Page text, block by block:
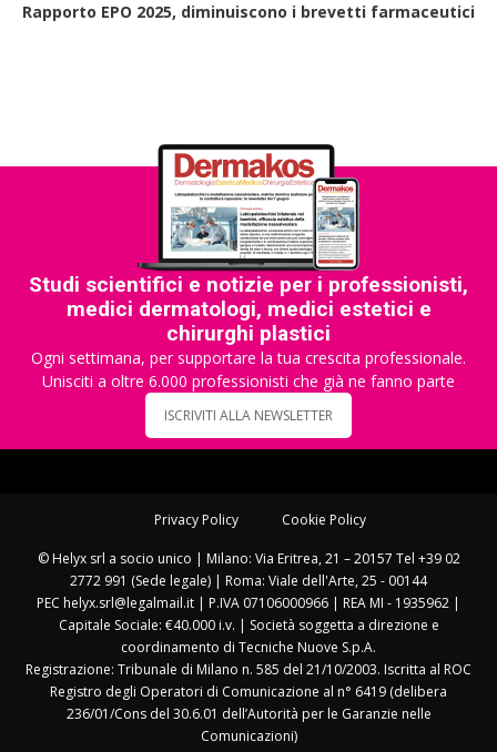
Rapporto EPO 2025, diminuiscono i brevetti farmaceutici
Studi scientifici e notizie per i professionisti,
medici dermatologi, medici estetici e
chirurghi plastici
Ogni settimana, per supportare la tua crescita professionale.
Unisciti a oltre 6.000 professionisti che già ne fanno parte
ISCRIVITI ALLA NEWSLETTER
Privacy Policy Cookie Policy
© Helyx srl a socio unico | Milano: Via Eritrea, 21 – 20157 Tel +39 02
2772 991 (Sede legale) | Roma: Viale dell'Arte, 25 - 00144
PEC helyx.srl@legalmail.it | P.IVA 07106000966 | REA MI - 1935962 |
Capitale Sociale: €40.000 i.v. | Società soggetta a direzione e
coordinamento di Tecniche Nuove S.p.A.
Registrazione: Tribunale di Milano n. 585 del 21/10/2003. Iscritta al ROC
Registro degli Operatori di Comunicazione al n° 6419 (delibera
236/01/Cons del 30.6.01 dell’Autorità per le Garanzie nelle
Comunicazioni)